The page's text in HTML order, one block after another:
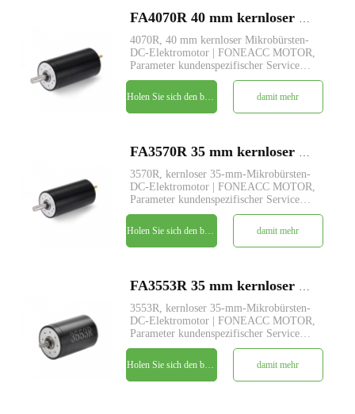
4070R, 40 mm kernloser Mikrobürsten-
DC-Elektromotor | FONEACC MOTOR,
Parameter kundenspezifischer Service
verfügbar.
damit mehr
3570R, kernloser 35-mm-Mikrobürsten-
DC-Elektromotor | FONEACC MOTOR,
Parameter kundenspezifischer Service
verfügbar.
damit mehr
3553R, kernloser 35-mm-Mikrobürsten-
DC-Elektromotor | FONEACC MOTOR,
Parameter kundenspezifischer Service
verfügbar.
damit mehr